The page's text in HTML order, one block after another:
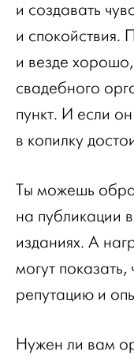
и создавать
и спокойствия.
и везде
свадебного
пункт. И если
в копилку
Ты можешь
на публикации
изданиях. А
могут
репутацию и
Нужен ли вам